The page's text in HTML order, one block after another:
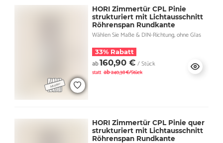
HORI Zimmertür CPL Pinie
strukturiert mit Lichtausschnitt
Röhrenspan Rundkante
Wählen Sie Maße & DIN-Richtung, ohne Glas
33% Rabatt
ab160,90 € / Stück
statt ab240,38 €/Stück
HORI Zimmertür CPL Pinie quer
strukturiert mit Lichtausschnitt
Röhrenspan Rundkante